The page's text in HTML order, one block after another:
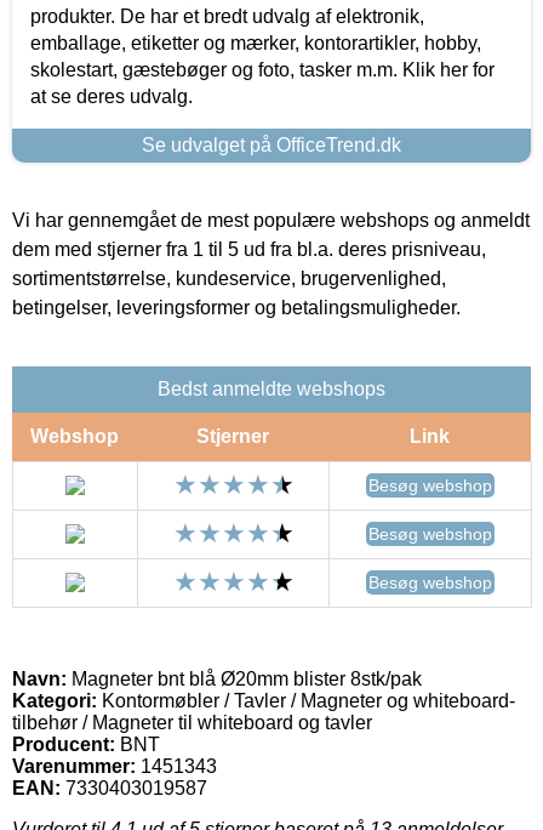
produkter. De har et bredt udvalg af elektronik,
emballage, etiketter og mærker, kontorartikler, hobby,
skolestart, gæstebøger og foto, tasker m.m. Klik her for
at se deres udvalg.
Se udvalget på OfficeTrend.dk
Vi har gennemgået de mest populære webshops og anmeldt
dem med stjerner fra 1 til 5 ud fra bl.a. deres prisniveau,
sortimentstørrelse, kundeservice, brugervenlighed,
betingelser, leveringsformer og betalingsmuligheder.
Bedst anmeldte webshops
Webshop Stjerner Link
Besøg webshop
Besøg webshop
Besøg webshop
Navn: Magneter bnt blå Ø20mm blister 8stk/pak
Kategori: Kontormøbler / Tavler / Magneter og whiteboard-
tilbehør / Magneter til whiteboard og tavler
Producent: BNT
Varenummer: 1451343
EAN: 7330403019587